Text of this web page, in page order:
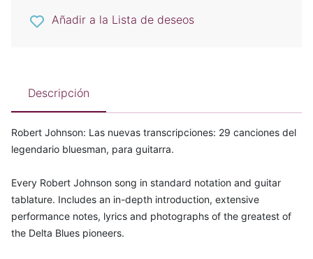
Añadir a la Lista de deseos
Descripción
Robert Johnson: Las nuevas transcripciones: 29 canciones del
legendario bluesman, para guitarra.
Every Robert Johnson song in standard notation and guitar
tablature. Includes an in-depth introduction, extensive
performance notes, lyrics and photographs of the greatest of
the Delta Blues pioneers.